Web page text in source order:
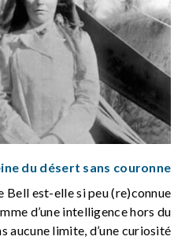
du désert sans couronne
Bell est-elle si peu (re)connue
d’une intelligence hors du
aucune limite, d’une curiosité